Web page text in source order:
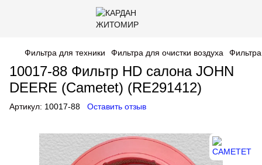
Фильтра для техники Фильтра для очистки воздуха
10017-88 Фильтр HD салона JOHN
DEERE (Cametet) (RE291412)
Артикул: 10017-88 Оставить отзыв